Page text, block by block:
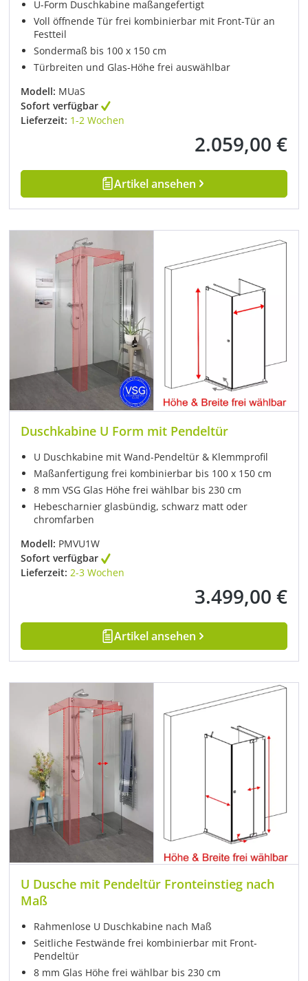
U-Form Duschkabine maßangefertigt
Voll öffnende Tür frei kombinierbar mit Front-Tür an
Festteil
Sondermaß bis 100 x 150 cm
Türbreiten und Glas-Höhe frei auswählbar
Modell: MUaS
Sofort verfügbar
Lieferzeit: 1-2 Wochen
Regulärer Preis:
2.059,00 €
Artikel ansehen
Duschkabine U Form mit Pendeltür
U Duschkabine mit Wand-Pendeltür & Klemmprofil
Maßanfertigung frei kombinierbar bis 100 x 150 cm
8 mm VSG Glas Höhe frei wählbar bis 230 cm
Hebescharnier glasbündig, schwarz matt oder
chromfarben
Modell: PMVU1W
Sofort verfügbar
Lieferzeit: 2-3 Wochen
Regulärer Preis:
3.499,00 €
Artikel ansehen
U Dusche mit Pendeltür Fronteinstieg nach
Maß
Rahmenlose U Duschkabine nach Maß
Seitliche Festwände frei kombinierbar mit Front-
Pendeltür
8 mm Glas Höhe frei wählbar bis 230 cm